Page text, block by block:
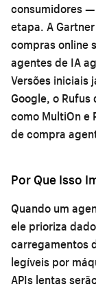
consumidores
etapa. A
compras online
agentes de IA
Versões iniciais
Google, o
como MultiOn e
de compra
Por Que Isso
Quando um
ele prioriza
carregamentos
legíveis por
APIs lentas